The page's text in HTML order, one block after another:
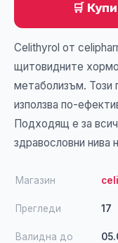
🛒
Celithyrol от
щитовидните
метаболизъм. Този
използва по-
Подходящ е за
здравословни нива
Магазин
Прегледи 17
Валидна до